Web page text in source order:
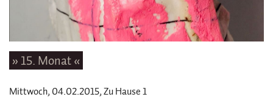
» 15. Monat «
Mittwoch, 04.02.2015, Zu Hause 1